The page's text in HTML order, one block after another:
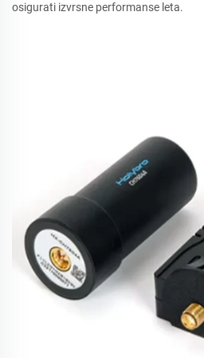
osigurati izvrsne performanse leta.